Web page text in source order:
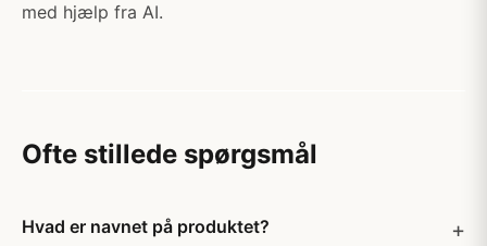
med hjælp fra AI.
Ofte stillede spørgsmål
Hvad er navnet på produktet?